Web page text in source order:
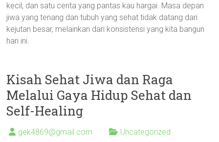
kecil, dan satu cerita yang pantas kau hargai. Masa depan
jiwa yang tenang dan tubuh yang sehat tidak datang dari
kejutan besar, melainkan dari konsistensi yang kita bangun
hari ini.
Kisah Sehat Jiwa dan Raga
Melalui Gaya Hidup Sehat dan
Self-Healing
gek4869@gmail.com Uncategorized